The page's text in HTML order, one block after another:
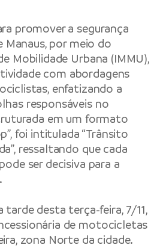
promover a segurança
Manaus, por meio do
Mobilidade Urbana (IMMU),
com abordagens
enfatizando a
responsáveis no
em um formato
foi intitulada “Trânsito
ressaltando que cada
ser decisiva para a
desta terça-feira, 7/11,
de motocicletas
zona Norte da cidade.